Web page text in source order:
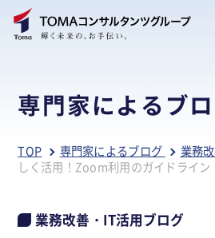
専門家によるブ
TOP 専門家によるブログ 業務
しく活用！Zoom利用のガイドライン
業務改善・IT活用ブログ